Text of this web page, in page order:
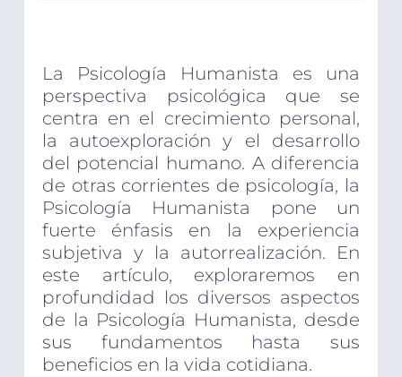
La Psicología Humanista es una
perspectiva psicológica que se
centra en el crecimiento personal,
la autoexploración y el desarrollo
del potencial humano. A diferencia
de otras corrientes de psicología, la
Psicología Humanista pone un
fuerte énfasis en la experiencia
subjetiva y la autorrealización. En
este artículo, exploraremos en
profundidad los diversos aspectos
de la Psicología Humanista, desde
sus fundamentos hasta sus
beneficios en la vida cotidiana.